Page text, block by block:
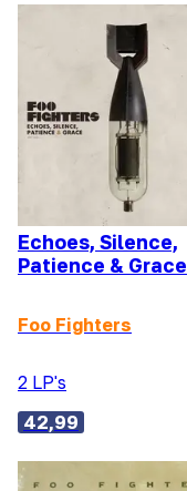
Echoes, Silence,
Patience & Grace
Foo Fighters
2 LP's
42,99